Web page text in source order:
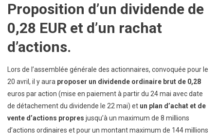
Proposition d’un dividende de
0,28 EUR et d’un rachat
d’actions.
Lors de l’assemblée générale des actionnaires, convoquée pour le
20 avril, il y aura proposer un dividende ordinaire brut de 0,28
euros par action (mise en paiement à partir du 24 mai avec date
de détachement du dividende le 22 mai) et un plan d’achat et de
vente d’actions propres jusqu’à un maximum de 8 millions
d’actions ordinaires et pour un montant maximum de 144 millions